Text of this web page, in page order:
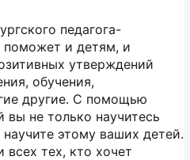
педагога-
поможет и детям, и
утверждений
обучения,
другие. С помощью
не только научитесь
этому ваших детей.
тех, кто хочет